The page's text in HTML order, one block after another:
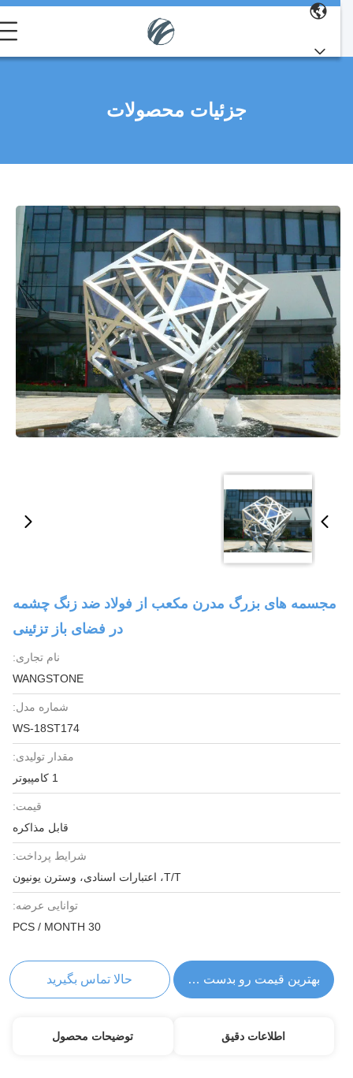
جزئیات محصولات
مجسمه های بزرگ مدرن مکعب از فولاد ضد زنگ چشمه
در فضای باز تزئینی
نام تجاری:
WANGSTONE
شماره مدل:
WS-18ST174
مقدار تولیدی:
قیمت:
قابل مذاکره
شرایط پرداخت:
T/T، اعتبارات اسنادی، وسترن یونیون
توانایی عرضه:
30 PCS / MONTH
بهترین قیمت رو بدست بیار حالا تماس بگیرید
اطلاعات دقیق توضیحات محصول